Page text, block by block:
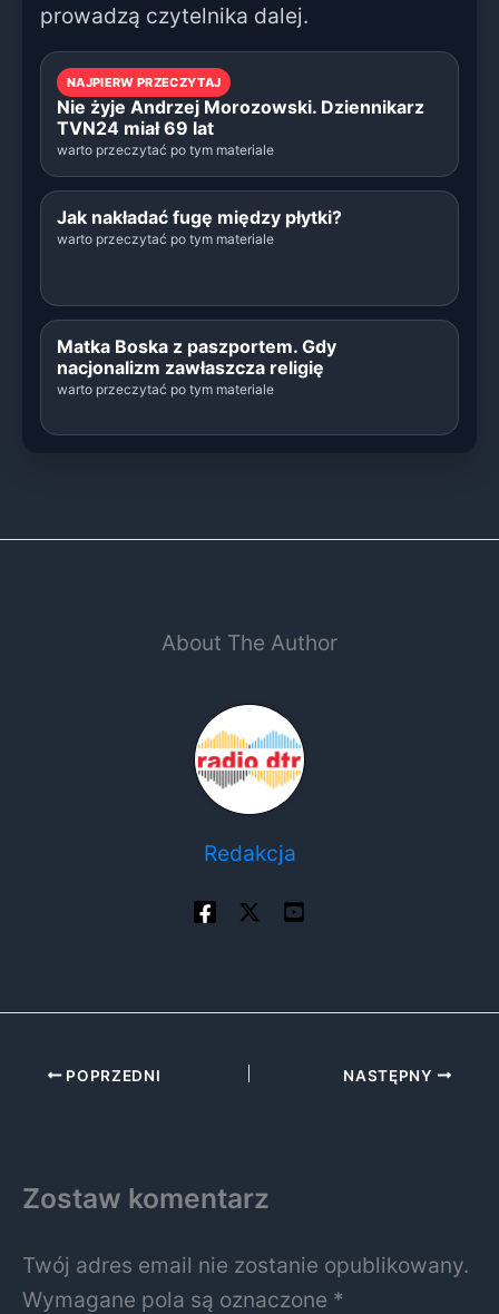
prowadzą czytelnika dalej.
NAJPIERW PRZECZYTAJ
Nie żyje Andrzej Morozowski. Dziennikarz
TVN24 miał 69 lat
warto przeczytać po tym materiale
Jak nakładać fugę między płytki?
warto przeczytać po tym materiale
Matka Boska z paszportem. Gdy
nacjonalizm zawłaszcza religię
warto przeczytać po tym materiale
About The Author
Redakcja
POPRZEDNI NASTĘPNY
Zostaw komentarz
Twój adres email nie zostanie opublikowany.
Wymagane pola są oznaczone *